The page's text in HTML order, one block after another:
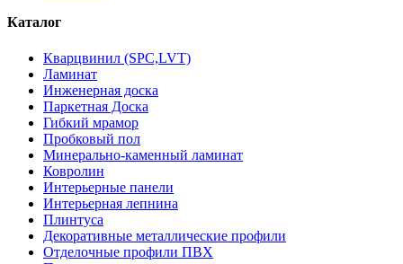
Каталог
Кварцвинил (SPC,LVT)
Ламинат
Инженерная доска
Паркетная Доска
Гибкий мрамор
Пробковый пол
Минерально-каменный ламинат
Ковролин
Интерьерные панели
Интерьерная лепнина
Плинтуса
Декоративные металлические профили
Отделочные профили ПВХ